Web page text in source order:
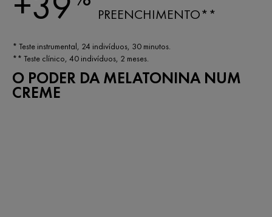
PREENCHIMENTO**
* Teste instrumental, 24 indivíduos, 30 minutos.
** Teste clínico, 40 indivíduos, 2 meses.
O PODER DA MELATONINA NUM
CREME